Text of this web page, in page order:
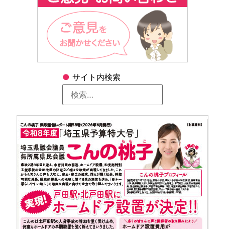
● サイト内検索